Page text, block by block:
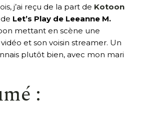
j’ai reçu de la part de Kotoon
Let’s Play de Leeanne M.
mettant en scène une
et son voisin streamer. Un
plutôt bien, avec mon mari
: